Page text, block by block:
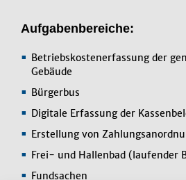
Aufgabenbereiche:
Betriebskostenerfassung der
Gebäude
Bürgerbus
Digitale Erfassung der
Erstellung von
Frei- und Hallenbad (laufender
Fundsachen